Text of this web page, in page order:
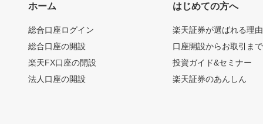
ホーム
総合口座ログイン
総合口座の開設
楽天FX口座の開設
法人口座の開設
はじめての方へ
楽天証券が選ばれる理由
口座開設からお取引ま
投資ガイド&セミナー
楽天証券のあんしん